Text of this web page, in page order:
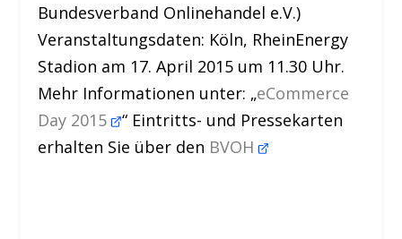
Bundesverband Onlinehandel e.V.)
Veranstaltungsdaten: Köln, RheinEnergy
Stadion am 17. April 2015 um 11.30 Uhr.
Mehr Informationen unter: „eCommerce
Day 2015 “ Eintritts- und Pressekarten
erhalten Sie über den BVOH